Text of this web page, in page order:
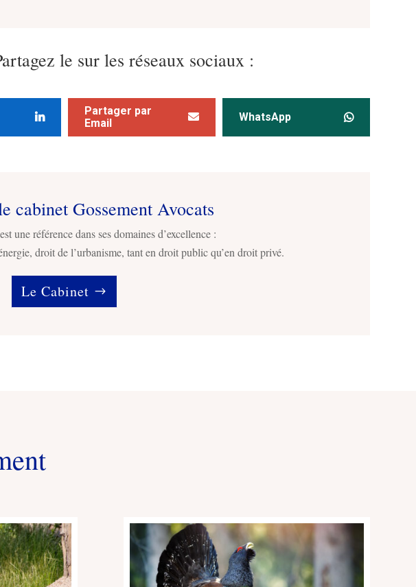
le sur les réseaux sociaux :
Partager par
Email
WhatsApp
cabinet Gossement Avocats
une référence dans ses domaines d’excellence :
droit de l’urbanisme, tant en droit public qu’en droit privé.
Le Cabinet